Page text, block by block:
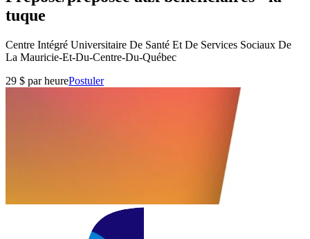
tuque
Centre Intégré Universitaire De Santé Et De Services Sociaux De
La Mauricie-Et-Du-Centre-Du-Québec
29 $ par heurePostuler